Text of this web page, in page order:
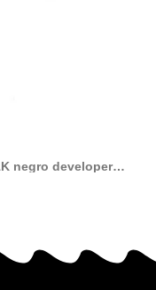
negro developer